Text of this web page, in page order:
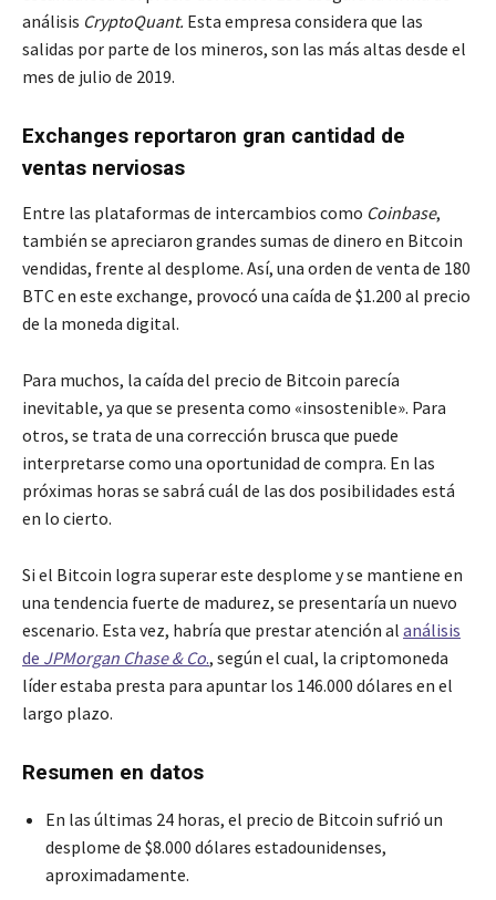
análisis CryptoQuant. Esta empresa considera que las
salidas por parte de los mineros, son las más altas desde el
mes de julio de 2019.
Exchanges reportaron gran cantidad de
ventas nerviosas
Entre las plataformas de intercambios como Coinbase,
también se apreciaron grandes sumas de dinero en Bitcoin
vendidas, frente al desplome. Así, una orden de venta de 180
BTC en este exchange, provocó una caída de $1.200 al precio
de la moneda digital.
Para muchos, la caída del precio de Bitcoin parecía
inevitable, ya que se presenta como «insostenible». Para
otros, se trata de una corrección brusca que puede
interpretarse como una oportunidad de compra. En las
próximas horas se sabrá cuál de las dos posibilidades está
en lo cierto.
Si el Bitcoin logra superar este desplome y se mantiene en
una tendencia fuerte de madurez, se presentaría un nuevo
escenario. Esta vez, habría que prestar atención al análisis
de JPMorgan Chase & Co., según el cual, la criptomoneda
líder estaba presta para apuntar los 146.000 dólares en el
largo plazo.
Resumen en datos
En las últimas 24 horas, el precio de Bitcoin sufrió un
desplome de $8.000 dólares estadounidenses,
aproximadamente.